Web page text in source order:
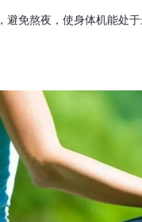
避免熬夜，使身体机能处于